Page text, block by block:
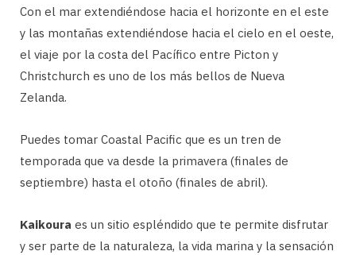
Con el mar extendiéndose hacia el horizonte en el este
y las montañas extendiéndose hacia el cielo en el oeste,
el viaje por la costa del Pacífico entre Picton y
Christchurch es uno de los más bellos de Nueva
Zelanda.
Puedes tomar Coastal Pacific que es un tren de
temporada que va desde la primavera (finales de
septiembre) hasta el otoño (finales de abril).
Kaikoura es un sitio espléndido que te permite disfrutar
y ser parte de la naturaleza, la vida marina y la sensación